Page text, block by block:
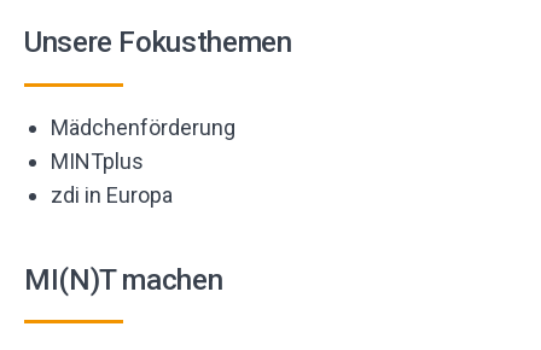
Unsere Fokusthemen
Mädchenförderung
MINTplus
zdi in Europa
MI(N)T machen